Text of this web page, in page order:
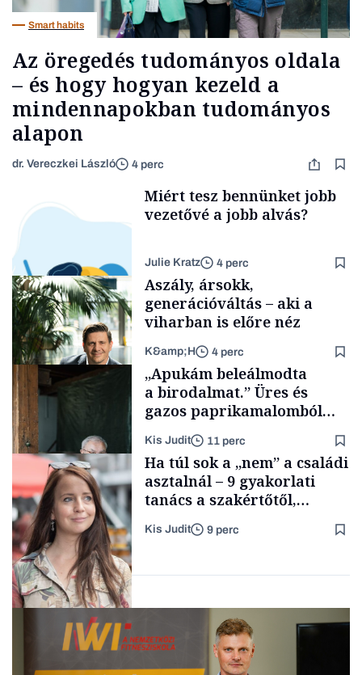
Smart habits
Az öregedés tudományos oldala
– és hogy hogyan kezeld a
mindennapokban tudományos
alapon
dr. Vereczkei László 4 perc
Smart habits
Miért tesz bennünket jobb
vezetővé a jobb alvás?
Julie Kratz 4 perc
TÁMOGATÓI
TARTALOM
Aszály, ársokk,
generációváltás – aki a
viharban is előre néz
K&amp;H 4 perc
Családi
vállalkozások
„Apukám beleálmodta
a birodalmat.” Üres és
gazos paprikamalomból
lett az igazi családi
fűszersztori
Kis Judit 11 perc
Ha túl sok a „nem” a családi
asztalnál – 9 gyakorlati
tanács a szakértőtől,
hogyan legyünk jól etető
szülők
Kis Judit 9 perc